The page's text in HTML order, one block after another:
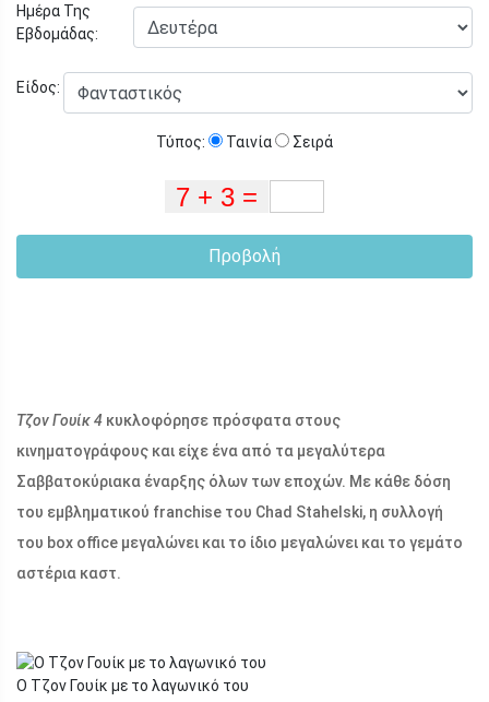
Ημέρα Της
Εβδομάδας:
Είδος:
Τύπος: Ταινία Σειρά
Προβολή
Τζον Γουίκ 4 κυκλοφόρησε πρόσφατα στους
κινηματογράφους και είχε ένα από τα μεγαλύτερα
Σαββατοκύριακα έναρξης όλων των εποχών. Με κάθε δόση
του εμβληματικού franchise του Chad Stahelski, η συλλογή
του box office μεγαλώνει και το ίδιο μεγαλώνει και το γεμάτο
αστέρια καστ.
Ο Τζον Γουίκ με το λαγωνικό του